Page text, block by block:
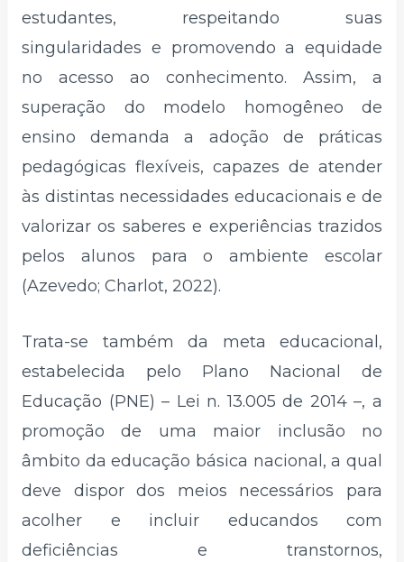
estudantes, respeitando suas
singularidades e promovendo a equidade
no acesso ao conhecimento. Assim, a
superação do modelo homogêneo de
ensino demanda a adoção de práticas
pedagógicas flexíveis, capazes de atender
às distintas necessidades educacionais e de
valorizar os saberes e experiências trazidos
pelos alunos para o ambiente escolar
(Azevedo; Charlot, 2022).
Trata-se também da meta educacional,
estabelecida pelo Plano Nacional de
Educação (PNE) – Lei n. 13.005 de 2014 –, a
promoção de uma maior inclusão no
âmbito da educação básica nacional, a qual
deve dispor dos meios necessários para
acolher e incluir educandos com
deficiências e transtornos,